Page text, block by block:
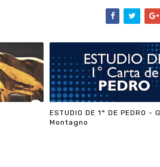
ESTUDIO DE 1° DE PEDRO -
Montagno